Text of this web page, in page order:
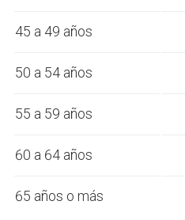
45 a 49 años
50 a 54 años
55 a 59 años
60 a 64 años
65 años o más